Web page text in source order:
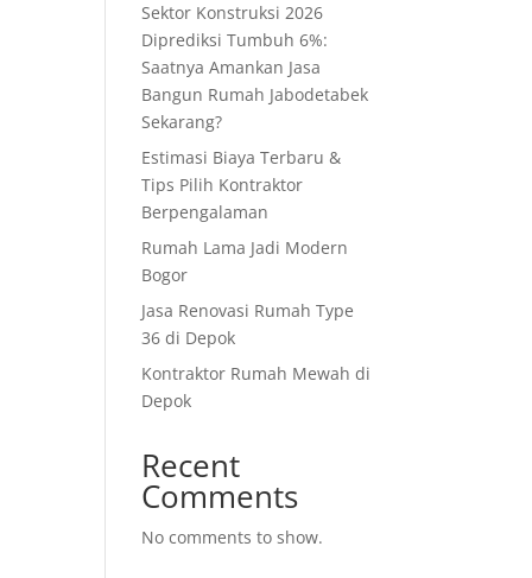
Sektor Konstruksi 2026
Diprediksi Tumbuh 6%:
Saatnya Amankan Jasa
Bangun Rumah Jabodetabek
Sekarang?
Estimasi Biaya Terbaru &
Tips Pilih Kontraktor
Berpengalaman
Rumah Lama Jadi Modern
Bogor
Jasa Renovasi Rumah Type
36 di Depok
Kontraktor Rumah Mewah di
Depok
Recent
Comments
No comments to show.